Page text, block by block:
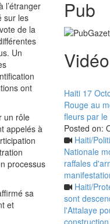
l’étranger
sur les
de la
Un
ont
un rôle
appelés à
processus
sa
et
Pub
Haiti 17
Rouge au
fleurs par
Posted on:
Haiti/
Nationale
raffales
Haiti/
sont
l'Attalaye